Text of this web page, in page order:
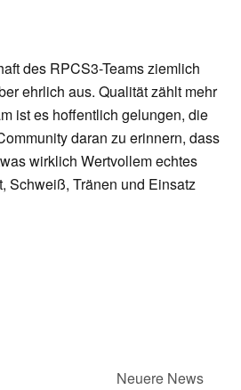
des RPCS3-Teams ziemlich
ehrlich aus. Qualität zählt mehr
ist es hoffentlich gelungen, die
daran zu erinnern, dass
wirklich Wertvollem echtes
Schweiß, Tränen und Einsatz
Neuere News